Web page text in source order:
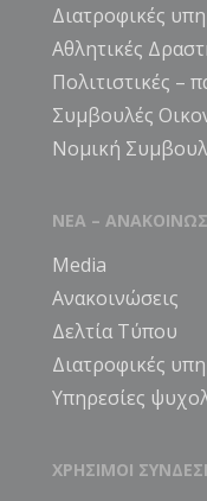
Διατροφικές
Αθλητικές
Πολιτιστικές –
Συμβουλές
Νομική
ΝΕΑ –
Media
Ανακοινώσεις
Δελτία Τύπου
Διατροφικές
Υπηρεσίες
ΧΡΗΣΙΜΟΙ